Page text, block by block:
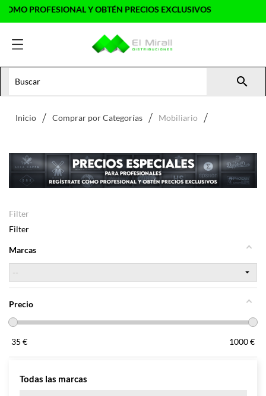
Y OBTÉN PRECIOS EXCLUSIVOS

Inicio Comprar por Categorías Mobiliario
Filter
Filter
Marcas
Precio
35 € 1000€
Todas las marcas